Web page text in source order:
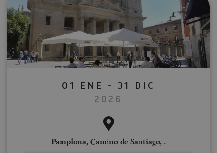
01 ENE - 31 DIC
2026
Pamplona, Camino de Santiago, .